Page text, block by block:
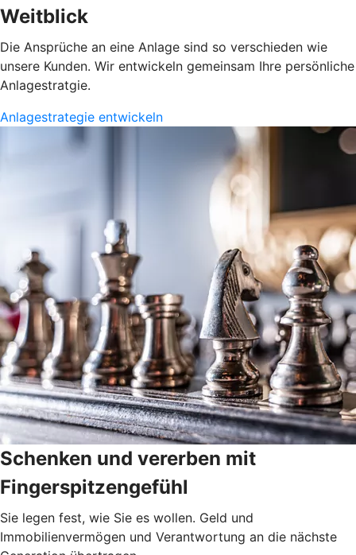
Weitblick
Die Ansprüche an eine Anlage sind so verschieden wie
unsere Kunden. Wir entwickeln gemeinsam Ihre persönliche
Anlagestratgie.
Anlagestrategie entwickeln
Schenken und vererben mit
Fingerspitzengefühl
Sie legen fest, wie Sie es wollen. Geld und
Immobilienvermögen und Verantwortung an die nächste